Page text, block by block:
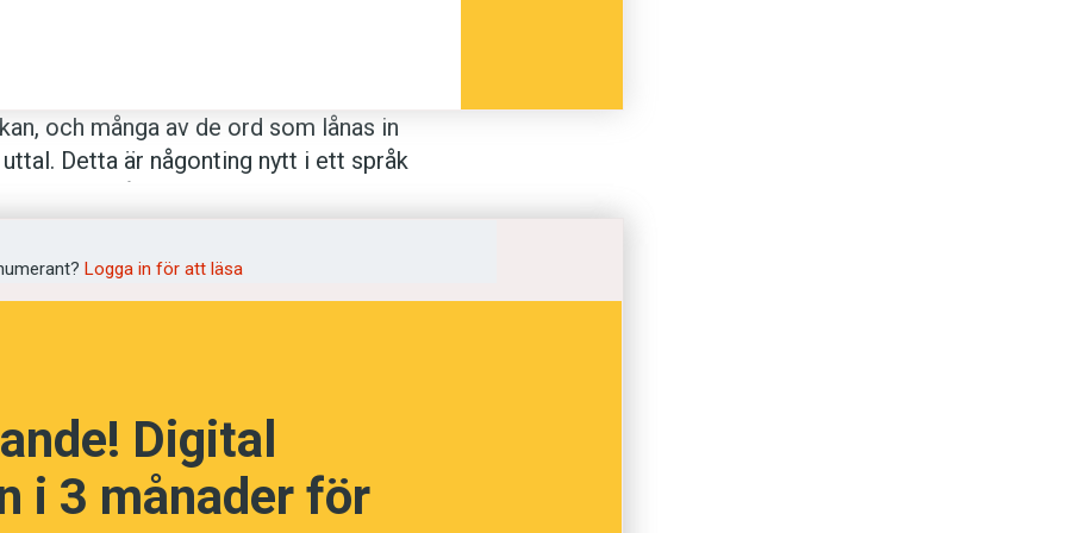
och många av de ord som lånas in
Detta är någonting nytt i ett språk
mer utomlands.
Göteborgs universitet. Länge
isländsk purism. Ett nära samarbete
som användes också anpassades
engelskan – som sluppit förbi
Logga in för att läsa
Digital
i 3 månader för